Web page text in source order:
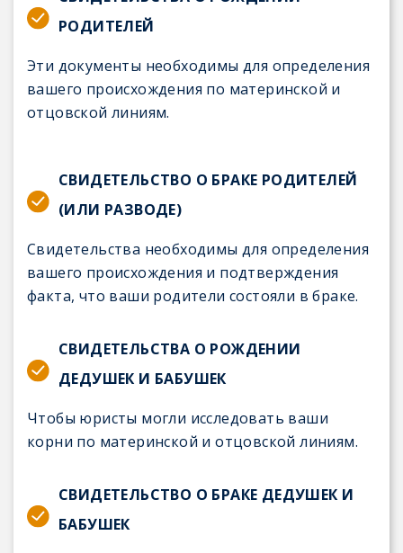
РОДИТЕЛЕЙ
Эти документы необходимы для определения
вашего происхождения по материнской и
отцовской линиям.
СВИДЕТЕЛЬСТВО О БРАКЕ РОДИТЕЛЕЙ
(ИЛИ РАЗВОДЕ)
Свидетельства необходимы для определения
вашего происхождения и подтверждения
факта, что ваши родители состояли в браке.
СВИДЕТЕЛЬСТВА О РОЖДЕНИИ
ДЕДУШЕК И БАБУШЕК
Чтобы юристы могли исследовать ваши
корни по материнской и отцовской линиям.
СВИДЕТЕЛЬСТВО О БРАКЕ ДЕДУШЕК И
БАБУШЕК